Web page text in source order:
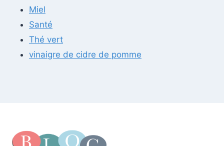
Miel
Santé
Thé vert
vinaigre de cidre de pomme